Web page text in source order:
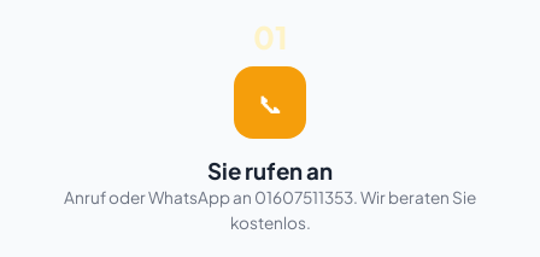
01
📞
Sie rufen an
Anruf oder WhatsApp an 01607511353. Wir beraten Sie
kostenlos.